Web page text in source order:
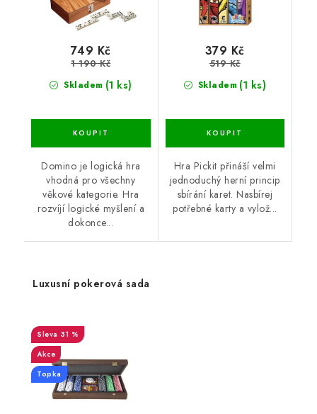
Skladem (1 ks)
749 Kč
1 190 Kč
Domino je logická hra
vhodná pro všechny
věkové kategorie. Hra
rozvíjí logické myšlení a
dokonce...
Skladem (1 ks)
379 Kč
519 Kč
Hra Pickit přináší velmi
jednoduchý herní princip
sbírání karet. Nasbírej
potřebné karty a vylož...
Luxusní pokerová sada
31 %
Akce
Topka